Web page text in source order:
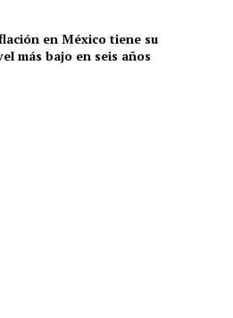
en México tiene su
más bajo en seis años